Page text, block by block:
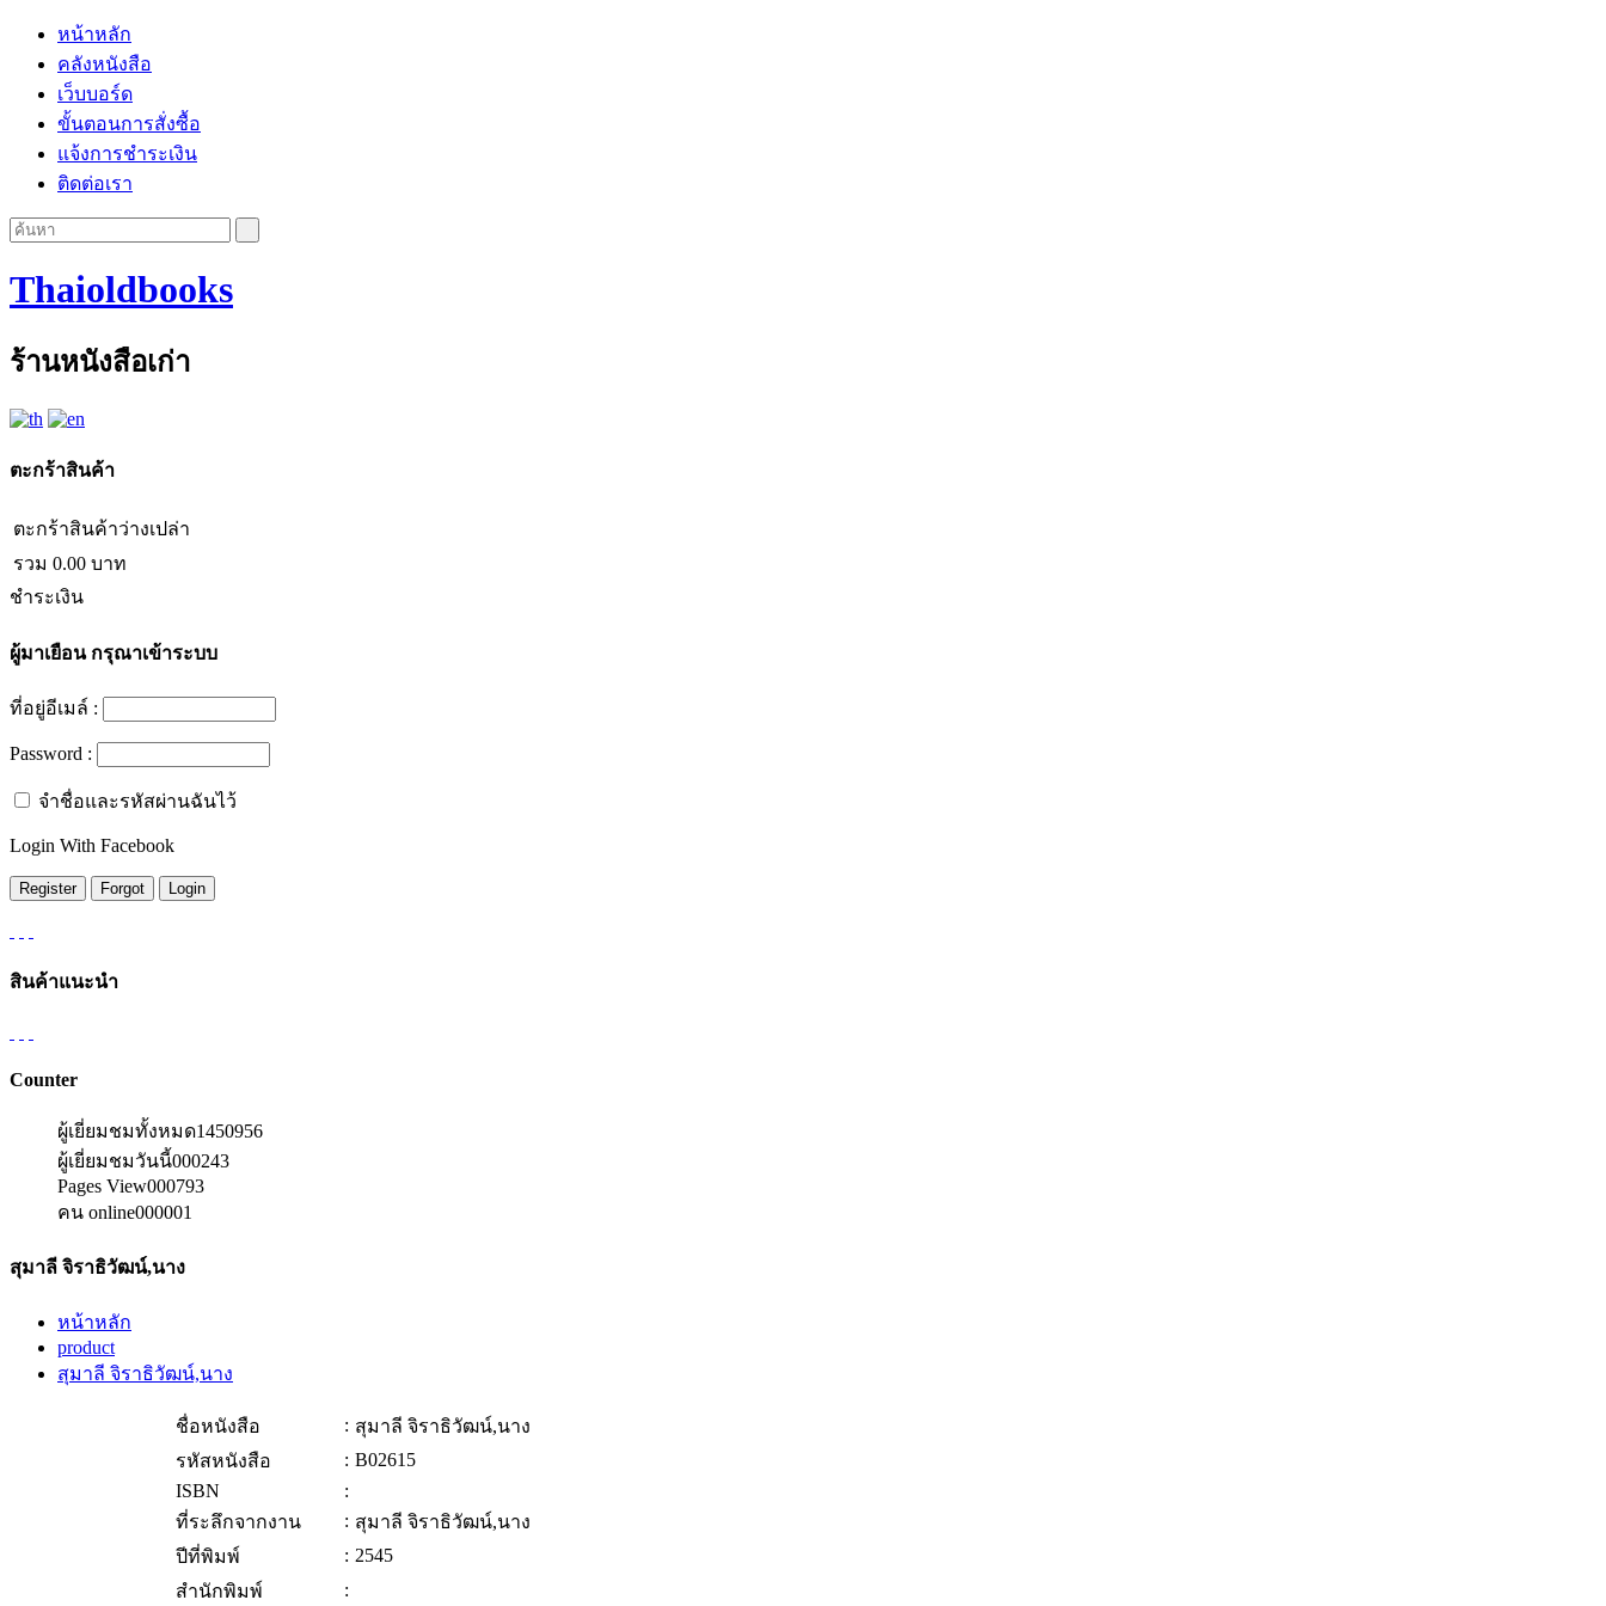
หน้าหลัก
คลังหนังสือ
เว็บบอร์ด
ขั้นตอนการสั่งซื้อ
แจ้งการชำระเงิน
ติดต่อเรา
Thaioldbooks
ร้านหนังสือเก่า
ตะกร้าสินค้า
ตะกร้าสินค้าว่างเปล่า
รวม 0.00 บาท
ชำระเงิน
ผู้มาเยือนกรุณาเข้าระบบ
ที่อยู่อีเมล์ :
Password :
จำชื่อและรหัสผ่านฉันไว้
Login With Facebook
สินค้าแนะนำ
Counter
ผู้เยี่ยมชมทั้งหมด1450956
ผู้เยี่ยมชมวันนี้000243
Pages View000793
คน online000001
สุมาลี จิราธิวัฒน์,นาง
หน้าหลัก
product
สุมาลี จิราธิวัฒน์,นาง
ชื่อหนังสือ : สุมาลี จิราธิวัฒน์,นาง
รหัสหนังสือ
: B02615
ISBN
:
ที่ระลึกจากงาน
: สุมาลี จิราธิวัฒน์,นาง
ปีที่พิมพ์
: 2545
สำนักพิมพ์
: